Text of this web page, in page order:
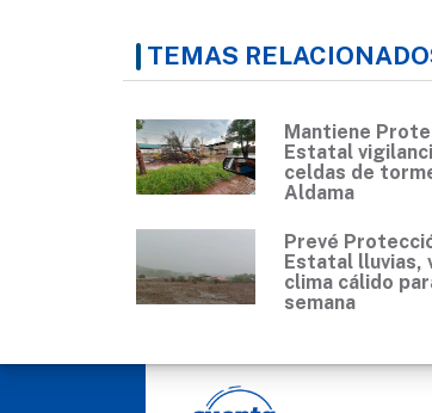
TEMAS
Mantiene
Estatal
celdas de
Aldama
Prevé
Estatal lluvias,
clima cálido
semana